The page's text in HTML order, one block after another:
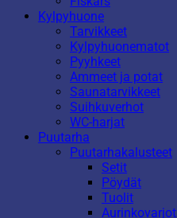
Kylpyhuone
Tarvikkeet
Kylpyhuonematot
Pyyhkeet
Ammeet ja potat
Saunatarvikkeet
Suihkuverhot
WC-harjat
Puutarha
Puutarhakalusteet
Setit
Pöydät
Tuolit
Aurinkovarjot